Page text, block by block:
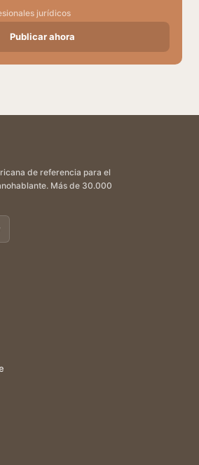
jurídicos
Publicar ahora
de referencia para el
Más de 30.000